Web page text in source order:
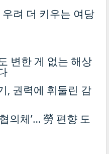
려 더 키우는 여당
변한 게 없는 해상
, 권력에 휘둘린 감
의체’… 勞 편향 도